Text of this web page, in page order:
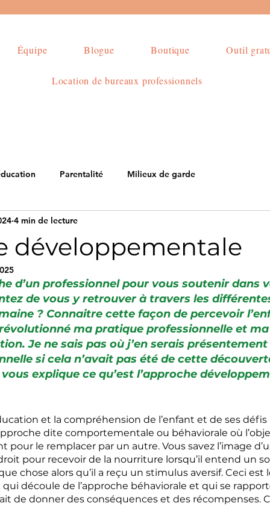
Équipe Blogue Boutique Outil
Location de bureaux professionnels
Parentalité Milieux de garde
développementale
4 min de lecture
d’un professionnel pour vous soutenir dans
de vous y retrouver à travers les
? Connaitre cette façon de percevoir
ma pratique professionnelle et
Je ne sais pas où j’en serais
si cela n’avait pas été de cette
explique ce qu’est l’approche
et la compréhension de l’enfant et de ses défis
dite comportementale ou béhaviorale où
pour le remplacer par un autre. Vous savez l’image
pour recevoir de la nourriture lorsqu’il entend un
chose alors qu’il a reçu un stimulus aversif. Ceci est
découle de l’approche béhaviorale et qui se
de donner des conséquences et des récompenses.